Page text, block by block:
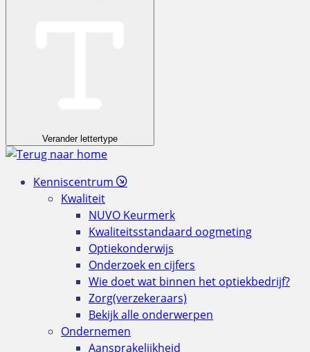
Verander lettertype
Kenniscentrum
Kwaliteit
NUVO Keurmerk
Kwaliteitsstandaard oogmeting
Optiekonderwijs
Onderzoek en cijfers
Wie doet wat binnen het optiekbedrijf?
Zorg(verzekeraars)
Bekijk alle onderwerpen
Ondernemen
Aansprakelijkheid